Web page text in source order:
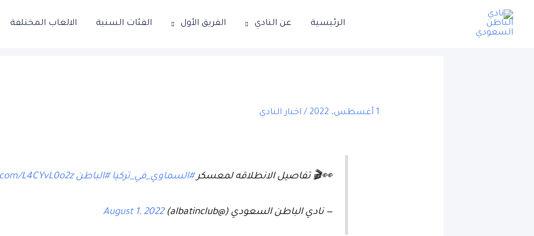
تخطي
الرئيسية عن النادي الفريق الأول الفئات السنية الالعاب المختلفة
1 أغسطس، 2022 / اخبار النادي
👀🎬 تفاصيل الانطلاقه لمعسكر#السماوي_في_تركيا #الباطن L4CYvL0o2z
— نادي الباطن السعودي (@albatinclub) August 1, 2022